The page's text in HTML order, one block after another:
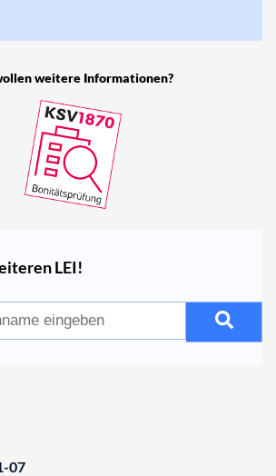
weitere Informationen?
LEI!
07